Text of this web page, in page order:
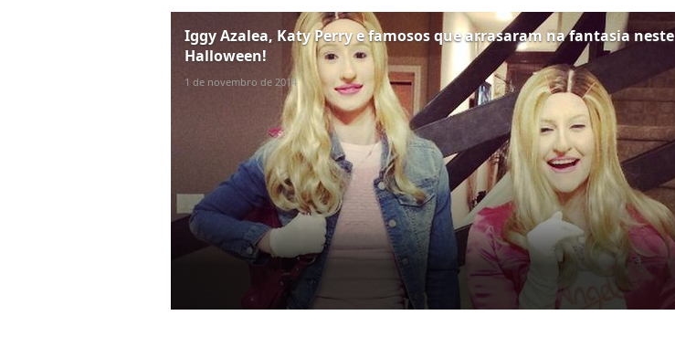
Iggy Azalea, Katy Perry e famosos que arrasaram na fantasia neste
Halloween!
1 de novembro de 2014